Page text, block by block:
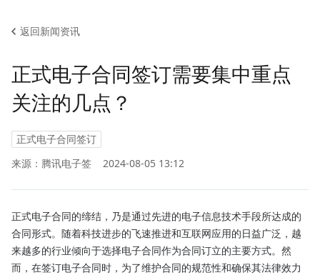
返回新闻资讯
正式电子合同签订需要集中重点
关注的几点？
正式电子合同签订
来源：腾讯电子签
2024-08-05 13:12
正式电子合同的缔结，乃是通过先进的电子信息技术手段所达成的
合同形式。随着科技进步的飞速推进和互联网应用的日益广泛，越
来越多的行业倾向于选择电子合同作为合同订立的主要方式。然
而，在签订电子合同时，为了维护合同的规范性和确保其法律效力